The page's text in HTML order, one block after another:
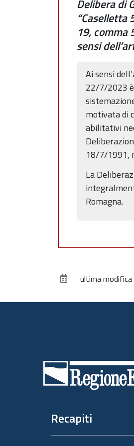
Delibera di
“Caselletta
19,
sensi
Ai sensi
22/7/2023
motivata di
abilitativi
18/7/1991,
La
Romagna.
ultima modifica
Recapiti